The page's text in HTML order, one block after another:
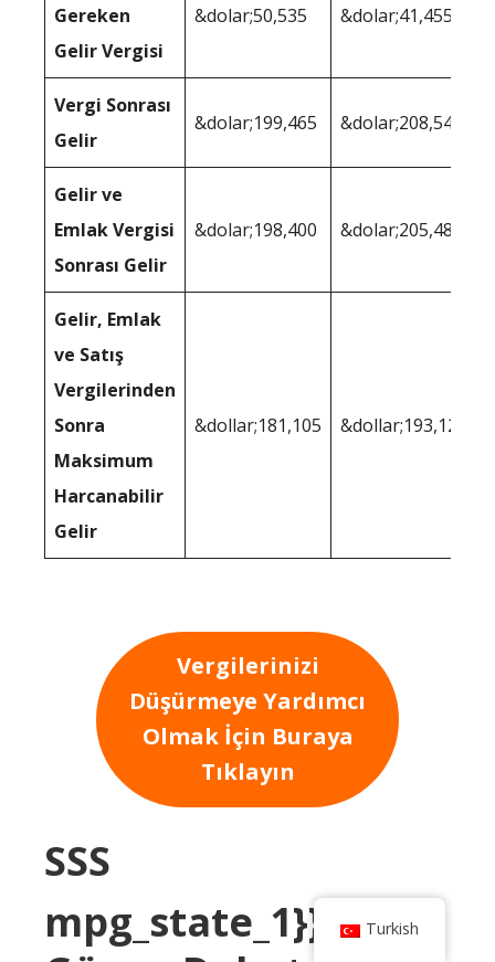
Gereken
Gelir Vergisi
&dolar;50,535 &dolar;41,455
Vergi Sonrası
Gelir
&dolar;199,465 &dolar;208,545
Gelir ve
Emlak Vergisi
Sonrası Gelir
&dolar;198,400 &dolar;205,488
Gelir, Emlak
ve Satış
Vergilerinden
Sonra
Maksimum
Harcanabilir
Gelir
&dollar;181,105 &dollar;193,128
Vergilerinizi
Düşürmeye Yardımcı
Olmak İçin Buraya
Tıklayın
SSS
mpg_state_1}} veya
Turkish